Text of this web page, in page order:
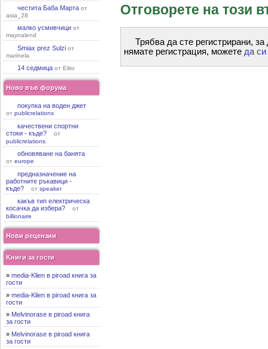
Отговорете на този
Трябва да сте регистрирани,
нямате регистрация, можете да си
честита Баба Марта от
asia_28
малко усмивчици от
maynalend
Smiax prez Sulziот
marinela
14 седмица от Elito
Ново във форума
покупка на воден джет
отpublicrelations
качествени спортни
стоки - къде?
от
publicrelations
обновяване на банята
отeurope
предназначение на
работните ръкавици -
къде?
отspeaker
какъв тип електрическа
косачка да избера?
от
billionaire
Нови рецензии
Kниги за гости
»media-Klien в piroad книга за
гости
»media-Klien в piroad книга за
гости
» Melvinorase в piroad книга
за гости
» Melvinorase в piroad книга
за гости